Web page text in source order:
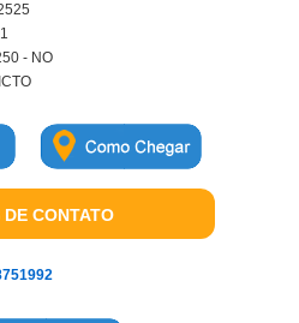
- NO
DE CONTATO